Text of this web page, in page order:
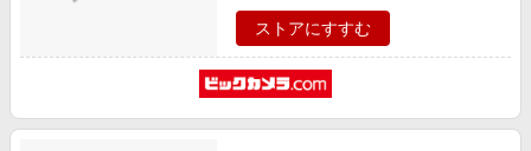
スポーツ・アウトドア・ゴルフ
旅行・レジャー・ホテル予約
お中元特集2026
ストアにすすむ